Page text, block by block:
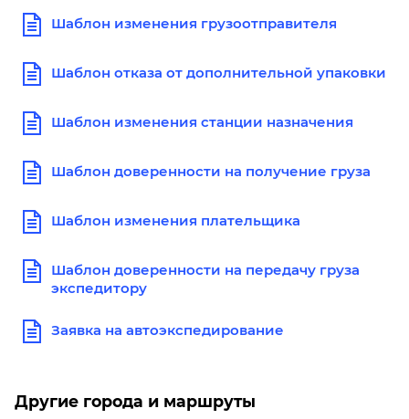
Шаблон изменения грузоотправителя
Шаблон отказа от дополнительной упаковки
Шаблон изменения станции назначения
Шаблон доверенности на получение груза
Шаблон изменения плательщика
Шаблон доверенности на передачу груза
экспедитору
Заявка на автоэкспедирование
Другие города и маршруты